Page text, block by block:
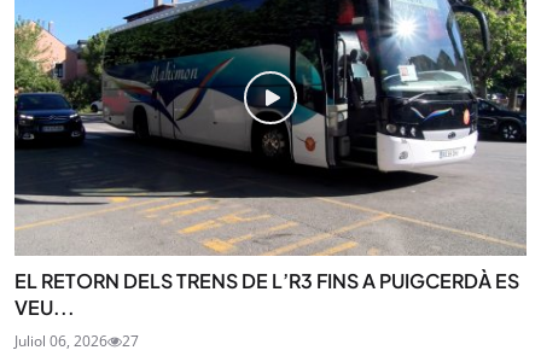
EL RETORN DELS TRENS DE L’R3 FINS A PUIGCERDÀ ES
VEU...
Juliol 06, 2026 27